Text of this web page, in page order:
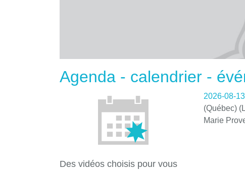
Agenda - calendrier -
2026-08-13
(Québec)
Marie
Des vidéos choisis pour vous